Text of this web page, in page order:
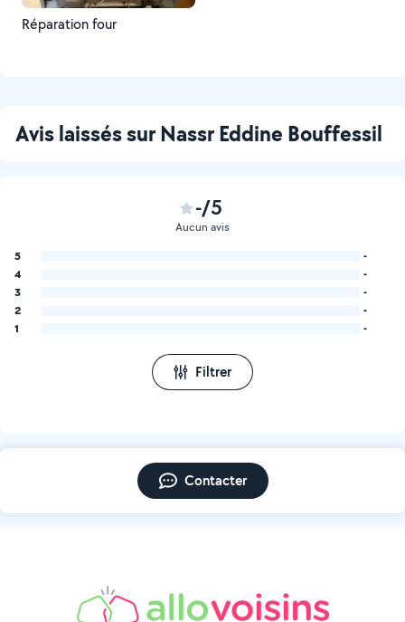
Réparation four
Avis laissés sur Nassr Eddine Bouffessil
-/5
Aucun avis
5
-
4
-
3
-
2
-
1
-
Filtrer
Contacter